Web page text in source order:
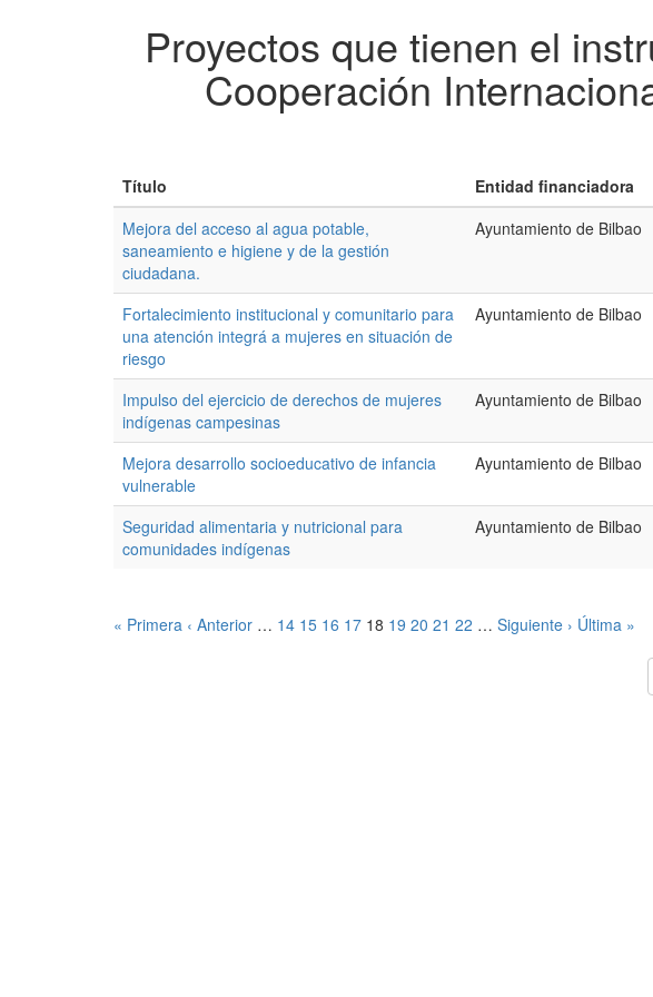
Proyectos que tienen el
Cooperación
Título Entidad financiadora
Mejora del acceso al agua potable,
saneamiento e higiene y de la gestión
ciudadana.
Ayuntamiento de Bilbao
Fortalecimiento institucional y comunitario para
una atención integrá a mujeres en situación de
riesgo
Ayuntamiento de Bilbao
Impulso del ejercicio de derechos de mujeres
indígenas campesinas
Ayuntamiento de Bilbao
Mejora desarrollo socioeducativo de infancia
vulnerable
Ayuntamiento de Bilbao
Seguridad alimentaria y nutricional para
comunidades indígenas
Ayuntamiento de Bilbao
« Primera ‹ Anterior … 14 15 16 17 18 19 20 21 22 … Siguiente › Última »